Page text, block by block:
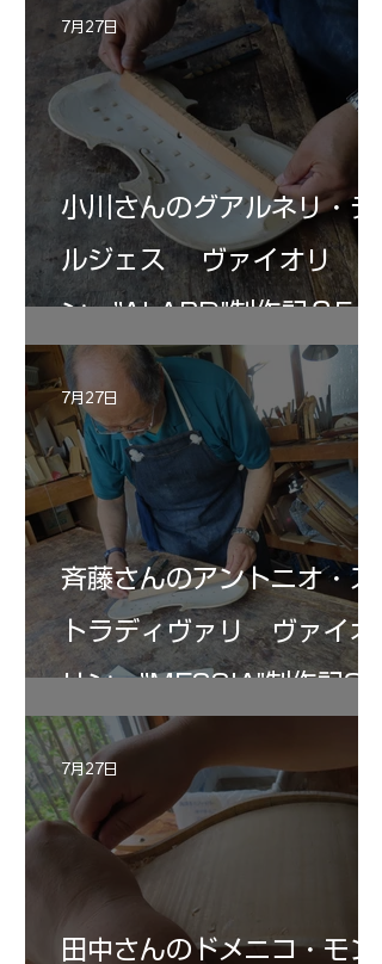
小川さんのグアルネリ・デ
ルジェス ヴァイオリ
ン ”ALARD"制作記３5
7月27日
斉藤さんのアントニオ・ス
トラディヴァリ ヴァイオ
リン ”MESSIA"制作記33
7月27日
田中さんのドメニコ・モン
7月27日